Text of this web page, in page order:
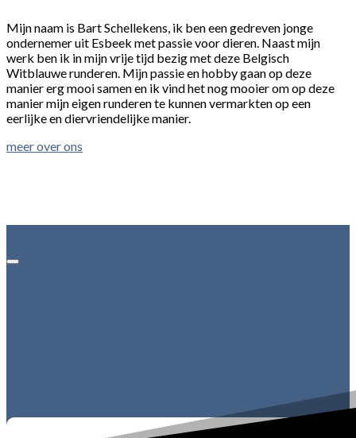
Mijn naam is Bart Schellekens, ik ben een gedreven jonge
ondernemer uit Esbeek met passie voor dieren. Naast mijn
werk ben ik in mijn vrije tijd bezig met deze Belgisch
Witblauwe runderen. Mijn passie en hobby gaan op deze
manier erg mooi samen en ik vind het nog mooier om op deze
manier mijn eigen runderen te kunnen vermarkten op een
eerlijke en diervriendelijke manier.
meer over ons